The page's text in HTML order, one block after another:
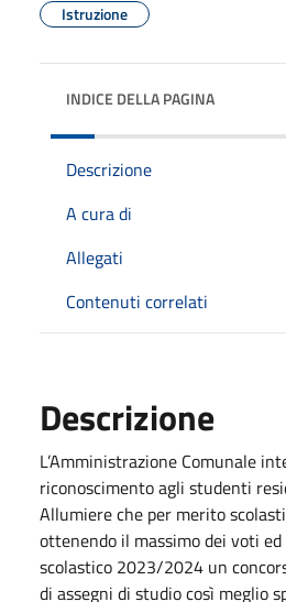
Istruzione
INDICE DELLA PAGINA
Descrizione
A cura di
Allegati
Contenuti correlati
Descrizione
L’Amministrazione Comunale
riconoscimento agli studenti
Allumiere che per merito
ottenendo il massimo dei voti ed
scolastico 2023/2024 un
di assegni di studio così meglio